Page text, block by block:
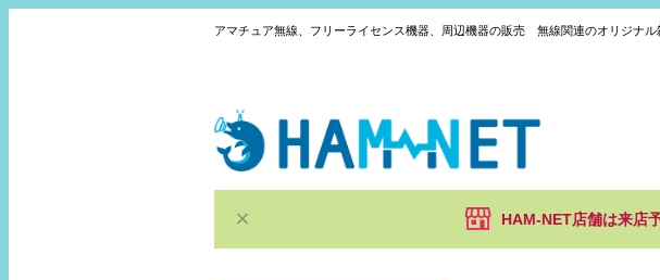
アマチュア無線、フリーライセンス機器、周辺機器の販売 無線関連のオリジナ
HAM-NET店舗は来店